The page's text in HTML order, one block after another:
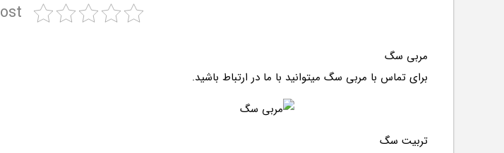
مربی سگ
برای تماس با مربی سگ میتوانید با ما در ارتباط باشید.
تربیت سگ